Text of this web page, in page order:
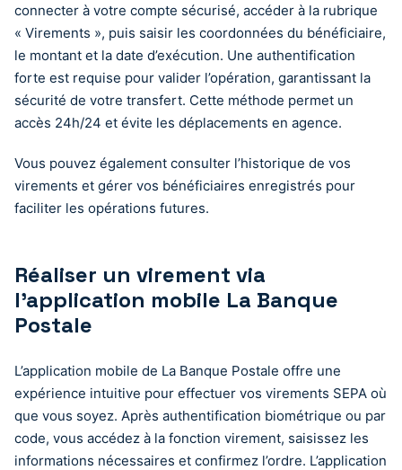
connecter à votre compte sécurisé, accéder à la rubrique
« Virements », puis saisir les coordonnées du bénéficiaire,
le montant et la date d’exécution. Une authentification
forte est requise pour valider l’opération, garantissant la
sécurité de votre transfert. Cette méthode permet un
accès 24h/24 et évite les déplacements en agence.
Vous pouvez également consulter l’historique de vos
virements et gérer vos bénéficiaires enregistrés pour
faciliter les opérations futures.
Réaliser un virement via
l’application mobile La Banque
Postale
L’application mobile de La Banque Postale offre une
expérience intuitive pour effectuer vos virements SEPA où
que vous soyez. Après authentification biométrique ou par
code, vous accédez à la fonction virement, saisissez les
informations nécessaires et confirmez l’ordre. L’application